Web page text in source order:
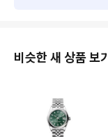
비슷한 새 상품 보기